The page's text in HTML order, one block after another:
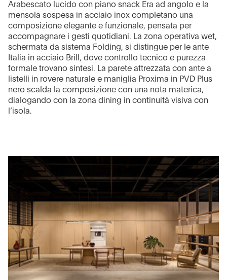
Arabescato lucido con piano snack Era ad angolo e la
mensola sospesa in acciaio inox completano una
composizione elegante e funzionale, pensata per
accompagnare i gesti quotidiani. La zona operativa wet,
schermata da sistema Folding, si distingue per le ante
Italia in acciaio Brill, dove controllo tecnico e purezza
formale trovano sintesi. La parete attrezzata con ante a
listelli in rovere naturale e maniglia Proxima in PVD Plus
nero scalda la composizione con una nota materica,
dialogando con la zona dining in continuità visiva con
l’isola.